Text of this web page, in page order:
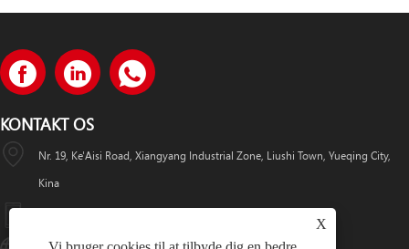
KONTAKT OS
Nr. 19, Ke'Aisi Road, Xiangyang Industrial Zone, Liushi Town, Yueqing City,
Kina
X